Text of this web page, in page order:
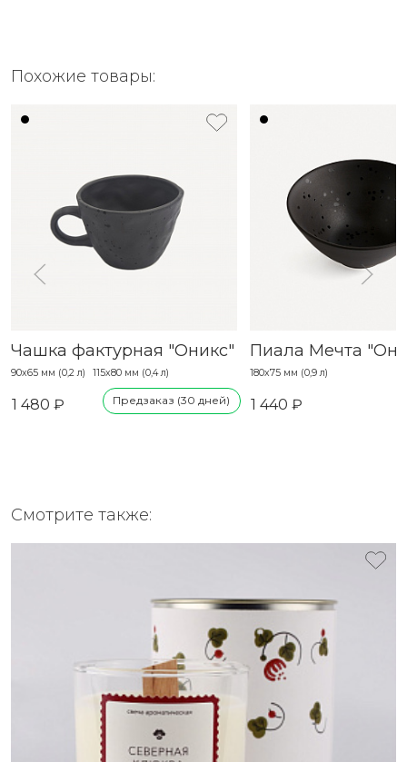
Похожие товары:
Чашка фактурная "Оникс"
90х65 мм (0,2 л) 115х80 мм (0,4 л)
1 480 ₽ Предзаказ (30 дней)
Пиала Мечта
180х75 мм (0,9 л)
1 440 ₽
Смотрите также: